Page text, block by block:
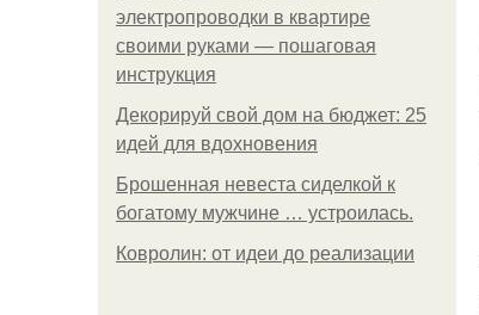
электропроводки в квартире
своими руками — пошаговая
инструкция
Декорируй свой дом на бюджет: 25
идей для вдохновения
Брошенная невеста сиделкой к
богатому мужчине … устроилась.
Ковролин: от идеи до реализации